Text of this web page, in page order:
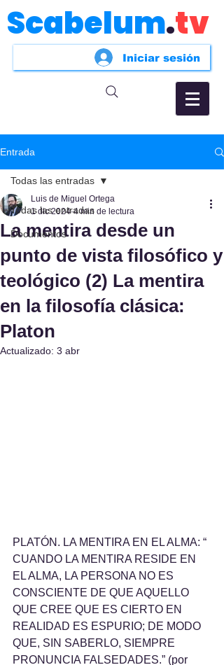
Scabelum.tv
Iniciar sesión
Entrada
Todas las entradas
Documentos
Todas las entradas
La mentira desde un
punto de vista filosófico y
teológico (2) La mentira
en la filosofía clásica:
Platon
Luis de Miguel Ortega
1 dic 2024 4 min de lectura
Actualizado: 3 abr
PLATÓN. LA MENTIRA EN EL ALMA: “
CUANDO LA MENTIRA RESIDE EN
EL ALMA, LA PERSONA NO ES
CONSCIENTE DE QUE AQUELLO
QUE CREE QUE ES CIERTO EN
REALIDAD ES ESPURIO; DE MODO
QUE, SIN SABERLO, SIEMPRE
PRONUNCIA FALSEDADES.” (por